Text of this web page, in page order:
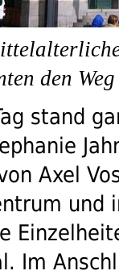
den
stand
Axel
und
Im